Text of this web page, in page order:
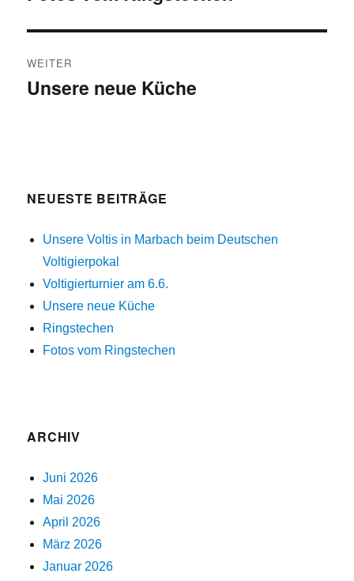
WEITER
Nächster
Unsere neue Küche
NEUESTE BEITRÄGE
Unsere Voltis in Marbach beim Deutschen
Voltigierpokal
Voltigierturnier am 6.6.
Unsere neue Küche
Ringstechen
Fotos vom Ringstechen
ARCHIV
Juni 2026
Mai 2026
April 2026
März 2026
Januar 2026